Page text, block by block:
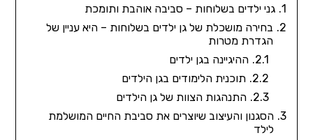
גני ילדים בשלוחות – סביבה אוהבת ותומכת
בחירה מושכלת של גן ילדים בשלוחות – היא עניין של
הגדרת מטרות
ההיגיינה בגן ילדים
תוכנית הלימודים בגן הילדים
התנהגות הצוות של גן הילדים
הסגנון והעיצוב שיוצרים את סביבת החיים המושלמת
לילד